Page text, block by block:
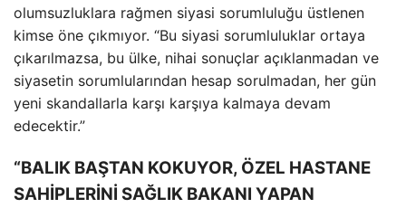
olumsuzluklara rağmen siyasi sorumluluğu üstlenen
kimse öne çıkmıyor. “Bu siyasi sorumluluklar ortaya
çıkarılmazsa, bu ülke, nihai sonuçlar açıklanmadan ve
siyasetin sorumlularından hesap sorulmadan, her gün
yeni skandallarla karşı karşıya kalmaya devam
edecektir.”
“BALIK BAŞTAN KOKUYOR, ÖZEL HASTANE
SAHİPLERİNİ SAĞLIK BAKANI YAPAN